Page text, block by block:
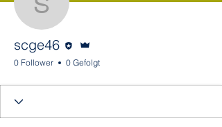
scge46
scge46
0 Follower 0 Gefolgt